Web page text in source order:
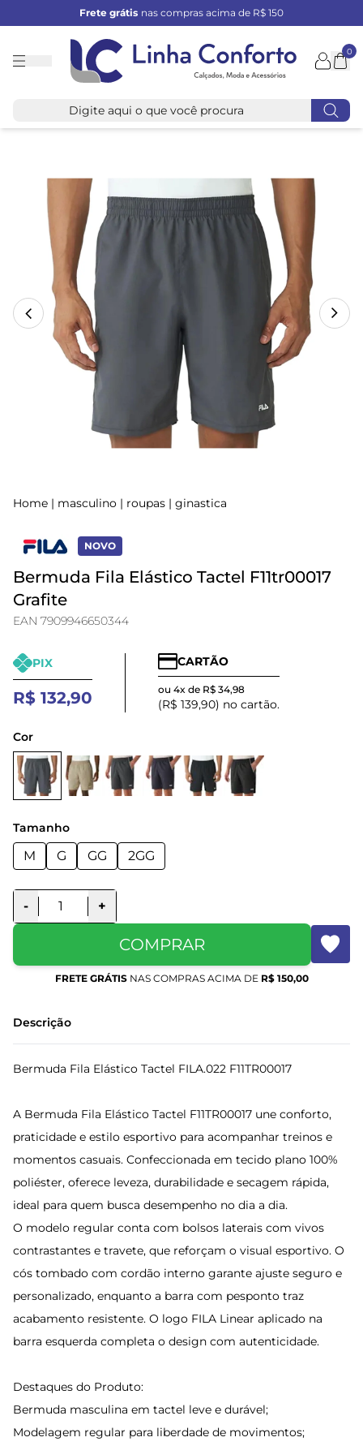
Frete grátis nas compras acima de R$ 150
Linha
0
Home | masculino | roupas | ginastica
NOVO
Bermuda Fila Elástico Tactel F11tr00017
Grafite
EAN 7909946650344
PIX
R$ 132,90
CARTÃO
ou 4x de R$ 34,98
(R$ 139,90) no cartão.
Cor
Tamanho
M G GG 2GG
- +
COMPRAR
FRETE GRÁTISNAS COMPRAS ACIMA DE R$ 150,00
Descrição
Bermuda Fila Elástico Tactel FILA.022 F11TR00017
A Bermuda Fila Elástico Tactel F11TR00017 une conforto,
praticidade e estilo esportivo para acompanhar treinos e
momentos casuais. Confeccionada em tecido plano 100%
poliéster, oferece leveza, durabilidade e secagem rápida,
ideal para quem busca desempenho no dia a dia.
O modelo regular conta com bolsos laterais com vivos
contrastantes e travete, que reforçam o visual esportivo. O
cós tombado com cordão interno garante ajuste seguro e
personalizado, enquanto a barra com pesponto traz
acabamento resistente. O logo FILA Linear aplicado na
barra esquerda completa o design com autenticidade.
Destaques do Produto:
Bermuda masculina em tactel leve e durável;
Modelagem regular para liberdade de movimentos;